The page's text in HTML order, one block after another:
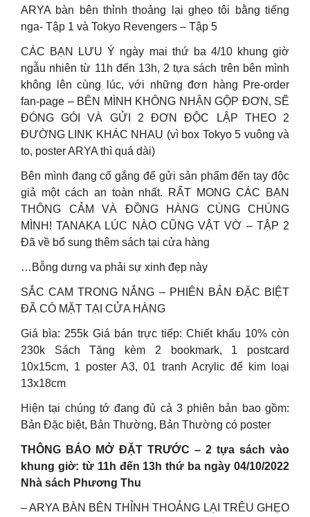
ARYA bàn bên thỉnh thoảng lại ghẹo tôi bằng tiếng
nga- Tập 1 và Tokyo Revengers – Tập 5
CÁC BẠN LƯU Ý ngày mai thứ ba 4/10 khung giờ
ngẫu nhiên từ 11h đến 13h, 2 tựa sách trên bên mình
không lên cùng lúc, với những đơn hàng Pre-order
fan-page – BÊN MÌNH KHÔNG NHẬN GỘP ĐƠN, SẼ
ĐÓNG GÓI VÀ GỬI 2 ĐƠN ĐỘC LẬP THEO 2
ĐƯỜNG LINK KHÁC NHAU (vì box Tokyo 5 vuông và
to, poster ARYA thì quá dài)
Bên mình đang cố gắng để gửi sản phẩm đến tay độc
giả một cách an toàn nhất. RẤT MONG CÁC BẠN
THÔNG CẢM VÀ ĐỒNG HÀNG CÙNG CHÚNG
MÌNH! TANAKA LÚC NÀO CŨNG VẬT VỜ – TẬP 2
Đã về bổ sung thêm sách tại cửa hàng
…Bỗng dưng va phải sự xinh đẹp này
SẮC CAM TRONG NẮNG – PHIÊN BẢN ĐẶC BIỆT
ĐÃ CÓ MẶT TẠI CỬA HÀNG
Giá bìa: 255k Giá bán trực tiếp: Chiết khấu 10% còn
230k Sách Tặng kèm 2 bookmark, 1 postcard
10x15cm, 1 poster A3, 01 tranh Acrylic đế kim loại
13x18cm
Hiện tại chúng tớ đang đủ cả 3 phiên bản bao gồm:
Bản Đặc biệt, Bản Thường, Bản Thường có poster
THÔNG BÁO MỞ ĐẶT TRƯỚC – 2 tựa sách vào
khung giờ: từ 11h đến 13h thứ ba ngày 04/10/2022
Nhà sách Phương Thu
– ARYA BÀN BÊN THỈNH THOẢNG LẠI TRÊU GHẸO